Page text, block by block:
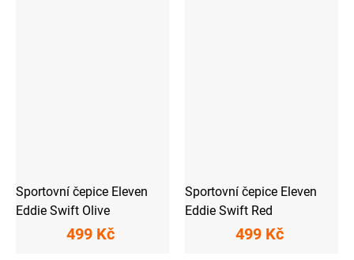
Sportovní čepice Eleven
Eddie Swift Olive
499 Kč
Sportovní čepice Eleven
Eddie Swift Red
499 Kč